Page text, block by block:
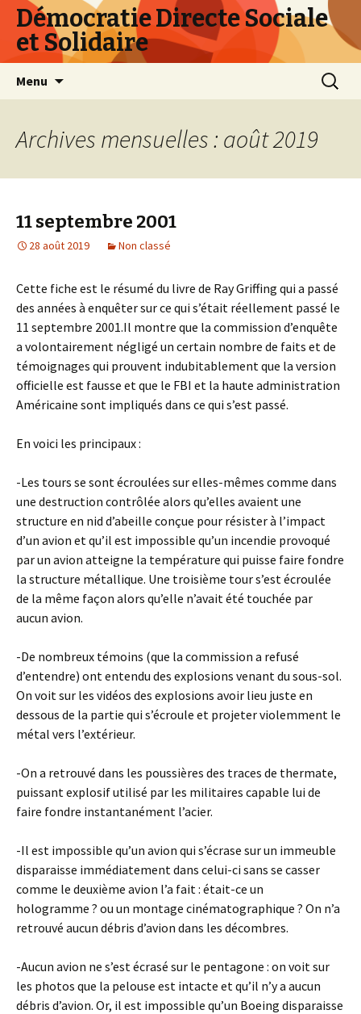
Démocratie Directe Sociale
et Solidaire
Menu
principal
Archives mensuelles : août 2019
11 septembre 2001
28 août 2019 Non classé
Cette fiche est le résumé du livre de Ray Griffing qui a passé
des années à enquêter sur ce qui s’était réellement passé le
11 septembre 2001.Il montre que la commission d’enquête
a volontairement négligé un certain nombre de faits et de
témoignages qui prouvent indubitablement que la version
officielle est fausse et que le FBI et la haute administration
Américaine sont impliqués dans ce qui s’est passé.
En voici les principaux :
-Les tours se sont écroulées sur elles-mêmes comme dans
une destruction contrôlée alors qu’elles avaient une
structure en nid d’abeille conçue pour résister à l’impact
d’un avion et qu’il est impossible qu’un incendie provoqué
par un avion atteigne la température qui puisse faire fondre
la structure métallique. Une troisième tour s’est écroulée
de la même façon alors qu’elle n’avait été touchée par
aucun avion.
-De nombreux témoins (que la commission a refusé
d’entendre) ont entendu des explosions venant du sous-sol.
On voit sur les vidéos des explosions avoir lieu juste en
dessous de la partie qui s’écroule et projeter violemment le
métal vers l’extérieur.
-On a retrouvé dans les poussières des traces de thermate,
puissant explosif utilisé par les militaires capable lui de
faire fondre instantanément l’acier.
-Il est impossible qu’un avion qui s’écrase sur un immeuble
disparaisse immédiatement dans celui-ci sans se casser
comme le deuxième avion l’a fait : était-ce un
hologramme ? ou un montage cinématographique ? On n’a
retrouvé aucun débris d’avion dans les décombres.
-Aucun avion ne s’est écrasé sur le pentagone : on voit sur
les photos que la pelouse est intacte et qu’il n’y a aucun
débris d’avion. Or, il est impossible qu’un Boeing disparaisse